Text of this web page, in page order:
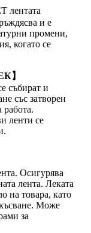
лентата
и е
промени,
когато се
】
събират и
със затворен
работа.
ленти се
Осигурява
лента. Леката
на товара, като
Може
за